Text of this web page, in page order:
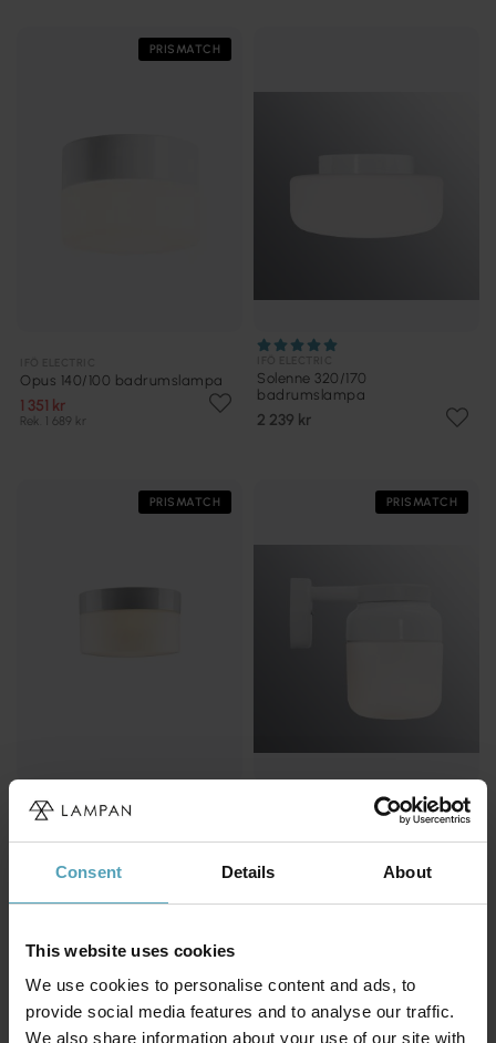
Consent Details About
This website uses cookies
We use cookies to personalise content and ads, to
provide social media features and to analyse our traffic.
We also share information about your use of our site with
PRISMATCH
Opus 140/100 badrumslampa
1 351 kr
Rek. 1 689 kr
Solenne 320/170
badrumslampa
2 239 kr
PRISMATCH
IFÖ ELECTRIC
Rek. 1 649 kr
PRISMATCH
2 977 kr
PRISMATCH